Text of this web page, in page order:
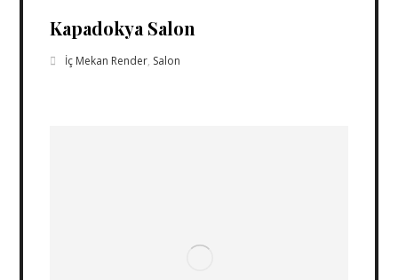
Kapadokya Salon
İç Mekan Render, Salon